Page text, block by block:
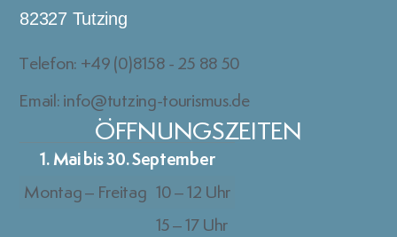
82327 Tutzing
Telefon: +49 (0)8158 - 25 88 50
Email: info@tutzing-tourismus.de
ÖFFNUNGSZEITEN
1. Mai bis 30. September
Montag – Freitag 10 – 12 Uhr
15 – 17 Uhr